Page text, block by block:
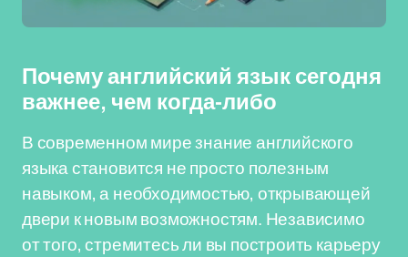
Почему английский язык сегодня
важнее, чем когда-либо
В современном мире знание английского
языка становится не просто полезным
навыком, а необходимостью, открывающей
двери к новым возможностям. Независимо
от того, стремитесь ли вы построить карьеру